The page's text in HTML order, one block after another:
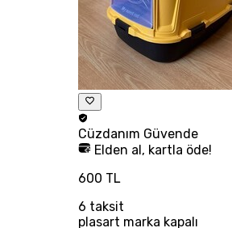
Cüzdanım Güvende
Elden al, kartla öde!
600 TL
6 taksit
plasart marka kapalı